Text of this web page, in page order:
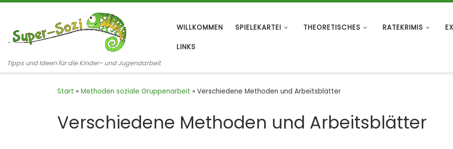
Tipps und Ideen für die Kinder- und Jugendarbeit
WILLKOMMEN SPIELEKARTEI THEORETISCHES RATEKRIMIS
LINKS
Start » Methoden soziale Gruppenarbeit » Verschiedene Methoden und Arbeitsblätter
Verschiedene Methoden und Arbeitsblätter